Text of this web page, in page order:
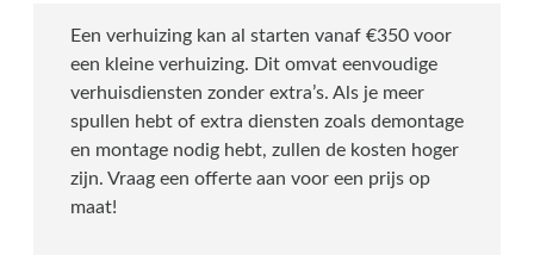
Een verhuizing kan al starten vanaf €350 voor
een kleine verhuizing. Dit omvat eenvoudige
verhuisdiensten zonder extra’s. Als je meer
spullen hebt of extra diensten zoals demontage
en montage nodig hebt, zullen de kosten hoger
zijn. Vraag een offerte aan voor een prijs op
maat!